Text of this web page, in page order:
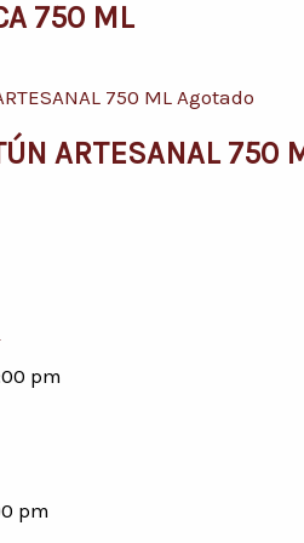
750 ML
Agotado
ARTESANAL 750
pm
pm